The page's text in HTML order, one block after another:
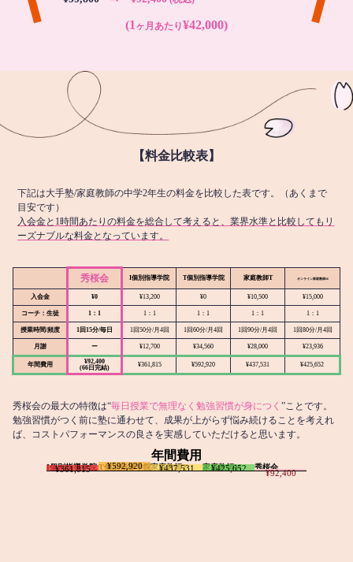
(1 ヶ月あたり¥42,000)
【料金比較表】
下記は大手塾/家庭教師の中学2年生の料金を比較した表です。（あくまで
目安です）
入会金と1時間あたりの料金を総合して考えると、業界水準と比較してもリ
ーズナブルな料金となっています。
秀桜会 I個別指導学院 T個別指導学院 家庭教師T オンライン家庭教師M
入会金 ¥0 ¥13,200 ¥0 ¥10,500 ¥15,000
コーチ：生徒 1：1 1：1 1：1 1：1 1：1
授業時間/頻度 1回15分/毎日 1回50分/月4回 1回60分/月4回 1回90分/月4回 1回80分/月4回
月謝 ー ¥12,700 ¥34,560 ¥28,000 ¥23,936
年間費用
¥92,400
(66日完結)
¥361,815 ¥592,920 ¥437,531 ¥425,652
秀桜会の最大の特徴は“毎日授業で無理なく勉強習慣が身につく ”ことです。
勉強習慣がつく前に塾に通わせて、成果が上がらず悩み続けることを考えれ
ば、コストパフォーマンスの良さを実感していただけると思います。
年間費用
I個別指導学院
¥361,815 T個別指導学院
¥592,920 家庭教師T
¥437,531 家庭教師M
¥425,652 秀桜会
¥92,400